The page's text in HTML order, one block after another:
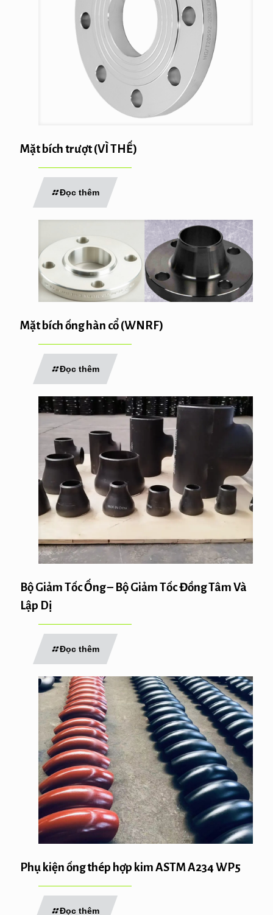
Mặt bích trượt (VÌ THẾ)
Đọc thêm
Mặt bích ống hàn cổ (WNRF)
Đọc thêm
Bộ Giảm Tốc Ống – Bộ Giảm Tốc Đồng Tâm Và
Lập Dị
Đọc thêm
Phụ kiện ống thép hợp kim ASTM A234 WP5
Đọc thêm